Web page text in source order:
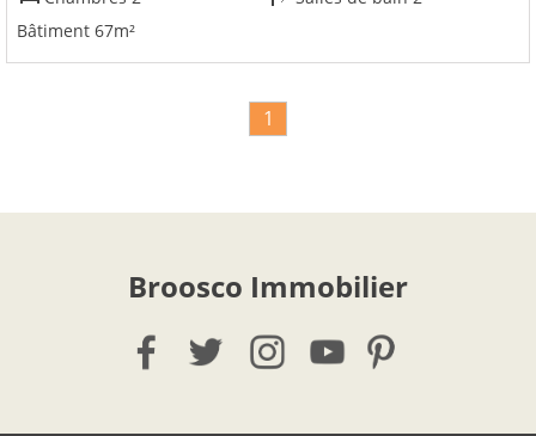
Bâtiment 67m²
1
Broosco Immobilier